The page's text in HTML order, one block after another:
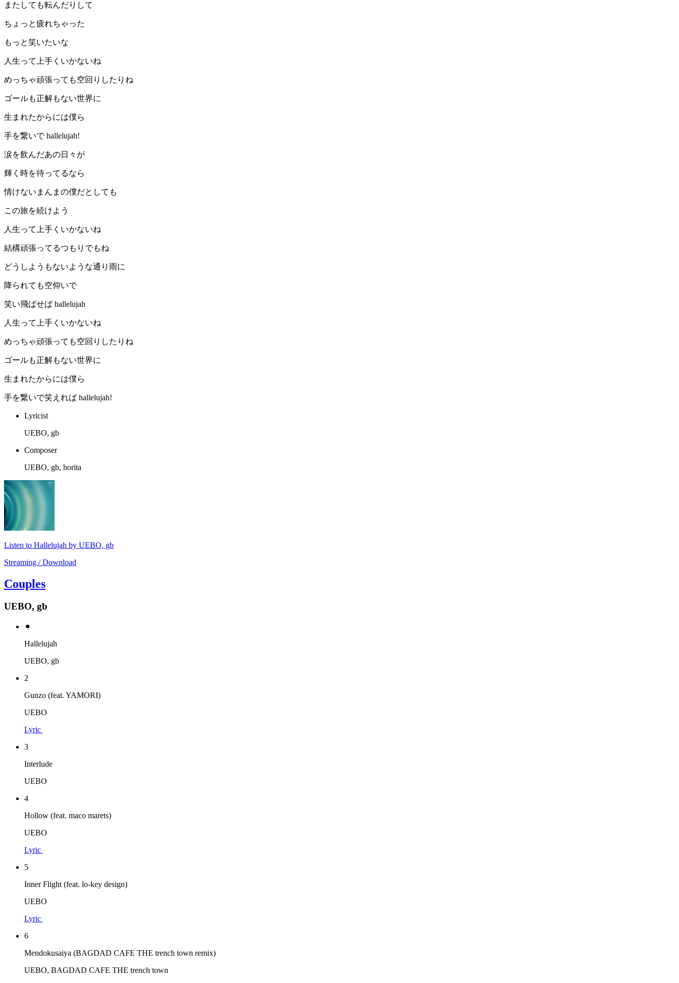
またしても転んだりして
ちょっと疲れちゃった
もっと笑いたいな
人生って上手くいかないね
めっちゃ頑張っても空回りしたりね
ゴールも正解もない世界に
生まれたからには僕ら
手を繋いで hallelujah!
涙を飲んだあの日々が
輝く時を待ってるなら
情けないまんまの僕だとしても
この旅を続けよう
人生って上手くいかないね
結構頑張ってるつもりでもね
どうしようもないような通り雨に
降られても空仰いで
笑い飛ばせば hallelujah
人生って上手くいかないね
めっちゃ頑張っても空回りしたりね
ゴールも正解もない世界に
生まれたからには僕ら
手を繋いで笑えれば hallelujah!
Lyricist
UEBO, gb
Composer
UEBO, gb, horita
Listen to Hallelujah by UEBO, gb
Streaming / Download
Couples
UEBO, gb
⚫︎
Hallelujah
UEBO, gb
2
Gunzo (feat. YAMORI)
UEBO
Lyric
3
Interlude
UEBO
4
Hollow (feat. maco marets)
UEBO
Lyric
5
Inner Flight (feat. lo-key design)
UEBO
Lyric
6
Mendokusaiya (BAGDAD CAFE THE trench town remix)
UEBO, BAGDAD CAFE THE trench town